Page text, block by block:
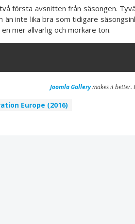
första avsnitten från säsongen.
än inte lika bra som tidigare
mer allvarlig och mörkare ton.
Joomla Gallerymakes it better.
Europe (2016)